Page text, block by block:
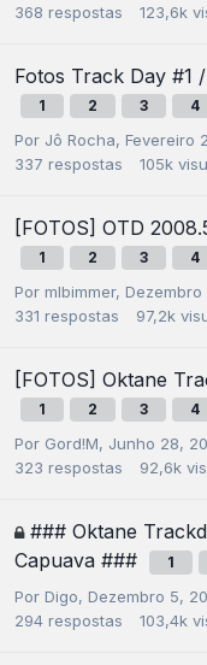
368 respostas 123,6k
Fotos Track Day #1
1 2 3 4
Por Jô Rocha, Fevereiro
337 respostas 105k
[FOTOS] OTD
1 2 3 4
Por mlbimmer, Dezembro
331 respostas 97,2k
[FOTOS] Oktane
1 2 3 4
Por Gord!M, Junho 28,
323 respostas 92,6k
### Oktane
Capuava ###
1
Por Digo, Dezembro 5,
294 respostas 103,4k